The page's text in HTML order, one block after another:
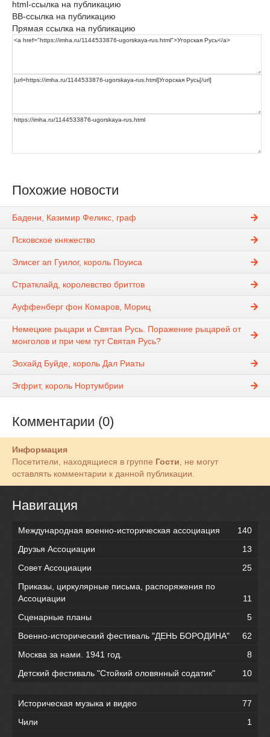
html-ссылка на публикацию
BB-ссылка на публикацию
Прямая ссылка на публикацию
Похожие новости
Бадени, Казимир Феликс, граф
Псковское княжество
Элисег ап Гуилог, король Поуиса
Стратклайд, королевство бриттов
Ауффенберг фон Комаров, Мориц
Немецкие рыцари и Святая Русь. Поражение рыцарей от
монголов и при чем тут Святая Русь?
Эохайд Буйде, король Дал Риаты
Эгфрит, король Нортумбрии
Комментарии (0)
Информация
Посетители, находящиеся в группе Гости , не могут
оставлять комментарии к данной публикации.
Навигация
Международная военно-историческая ассоциация
140
Друзья Ассоциации
13
Совет Ассоциации
25
Приказы, циркулярные письма, распоряжения по
Ассоциации
11
Сценарные планы
5
Военно-исторический фестиваль "ДЕНЬ БОРОДИНА"
62
Москва за нами. 1941 год.
8
Детский фестиваль "Стойкий оловянный содатик"
10
Историческая музыка и видео
77
Чили
1